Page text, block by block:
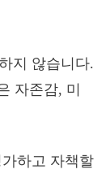
지 않습니다.
자존감, 미
하고 자책할